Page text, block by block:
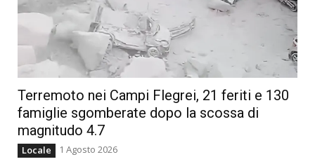
Terremoto nei Campi Flegrei, 21 feriti e 130
famiglie sgomberate dopo la scossa di
magnitudo 4.7
Locale 1 Agosto 2026